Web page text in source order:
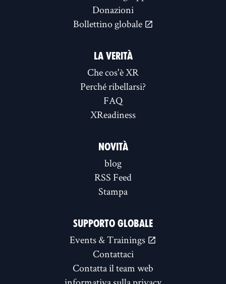
Donazioni
Bollettino globale
LA VERITÀ
Che cos'è XR
Perché ribellarsi?
FAQ
XReadiness
NOVITÀ
blog
RSS Feed
Stampa
SUPPORTO GLOBALE
Events & Trainings
Contattaci
Contatta il team web